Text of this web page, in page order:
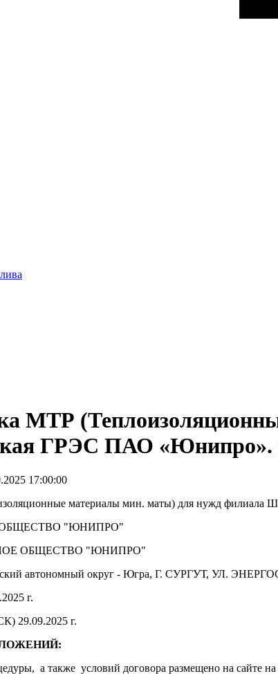
МТР
ГРЭС ПАО «Юнипро».
17:00:00
материалы мин. маты) для нужд
"ЮНИПРО"
ОБЩЕСТВО "ЮНИПРО"
автономный округ - Югра, Г. СУРГУТ, УЛ.
г.
29.09.2025 г.
а также условий договора размещено на сайте